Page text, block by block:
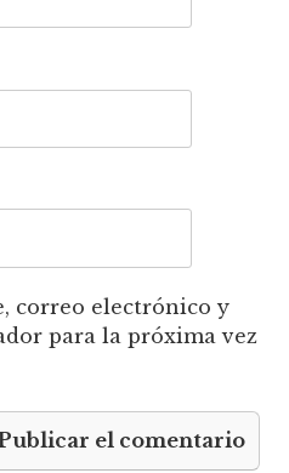
correo electrónico y
para la próxima vez